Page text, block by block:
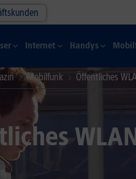
Internet Handys
Mobilfunk Öffentliches